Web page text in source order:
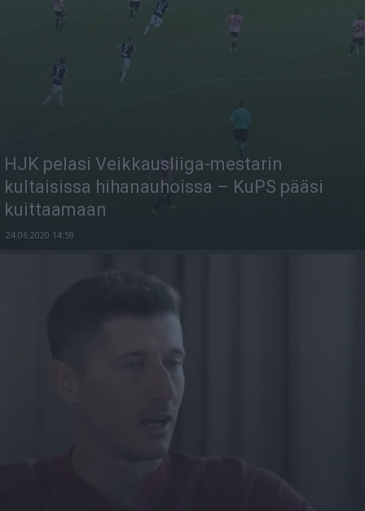
HJK pelasi Veikkausliiga-mestarin
kultaisissa hihanauhoissa – KuPS pääsi
kuittaamaan
24.06.2020 14:59